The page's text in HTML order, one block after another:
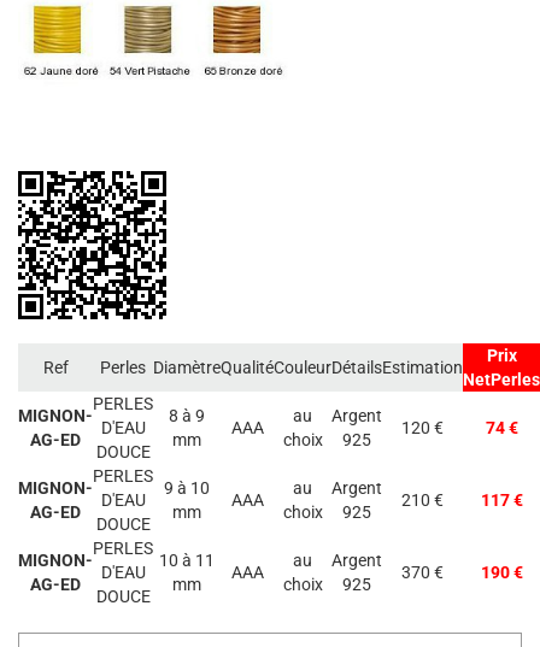
Ref Perles DiamètreQualitéCouleurDétailsEstimation
Prix
NetPerles
MIGNON-
AG-ED
PERLES
D'EAU
DOUCE
8 à 9
mm
AAA
au
choix
Argent
925
120 € 74 €
MIGNON-
AG-ED
PERLES
D'EAU
DOUCE
9 à 10
mm
AAA
au
choix
Argent
925
210 € 117 €
MIGNON-
AG-ED
PERLES
D'EAU
DOUCE
10 à 11
mm
AAA
au
choix
Argent
925
370 € 190 €